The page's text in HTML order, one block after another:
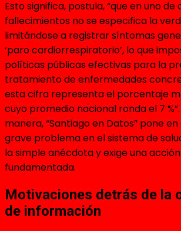
Esto significa, postula, “que en uno
fallecimientos no se especifica la
limitándose a registrar síntomas
‘paro cardiorrespiratorio’, lo que
políticas públicas efectivas para la
tratamiento de enfermedades
esta cifra representa el porcentaje
cuyo promedio nacional ronda el 7
manera, “Santiago en Datos” pone
grave problema en el sistema de
la simple anécdota y exige una
fundamentada.
Motivaciones detrás de la
de información